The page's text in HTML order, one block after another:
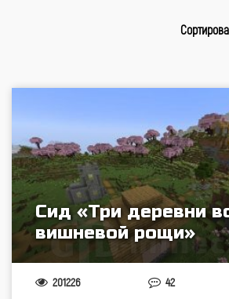
Сид «Три деревни
вишневой рощи»
201226 42